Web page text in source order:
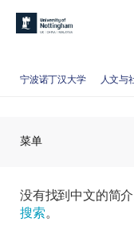
宁波诺丁汉大学 人文与
菜单
没有找到中文的简
搜索。